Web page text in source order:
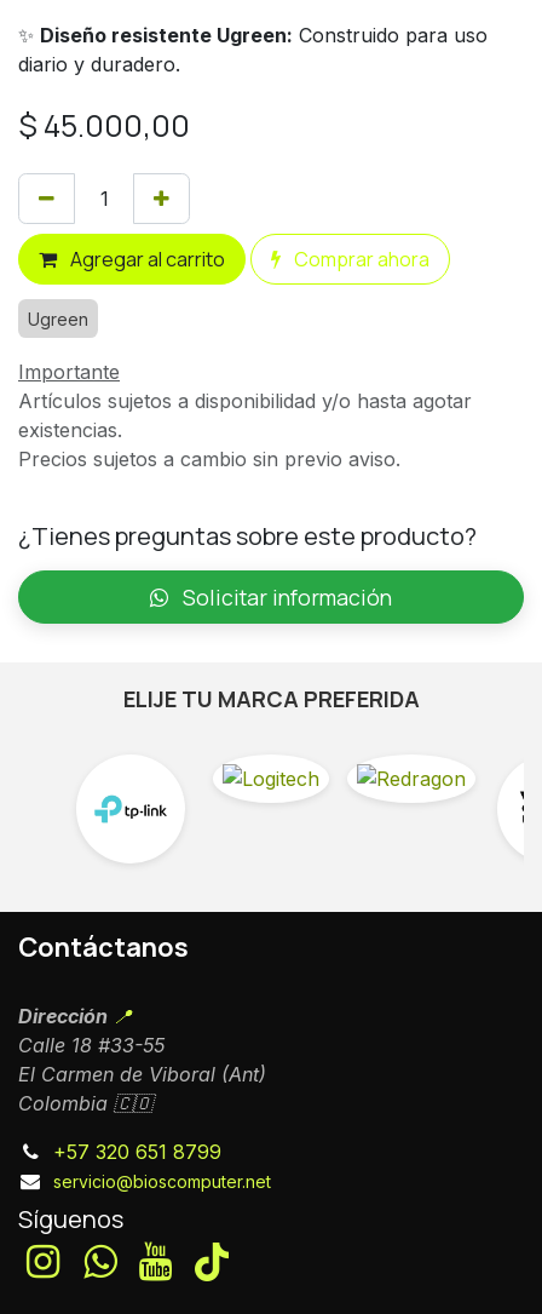
✨ Diseño resistente Ugreen: Construido para uso
diario y duradero.
$ 45.000,00
Agregar al carrito Comprar ahora
Ugreen
Importante
Artículos sujetos a disponibilidad y/o hasta agotar
existencias.
Precios sujetos a cambio sin previo aviso.
¿Tienes preguntas sobre este producto?
Solicitar información
ELIJE TU MARCA PREFERIDA
Contáctanos
Dirección 📍
Calle 18 #33-55
El Carmen de Viboral (Ant)
Colombia 🇨🇴
+57 320 651 8799
servicio@bioscomputer.net
Síguenos